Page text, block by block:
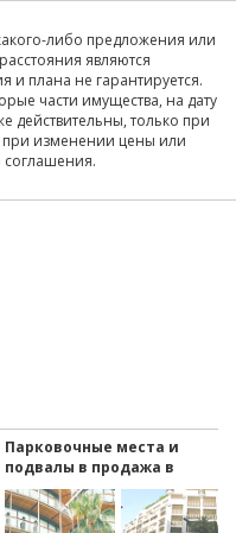
либо предложения или
являются
и плана не гарантируется.
части имущества, на дату
действительны, только при
при изменении цены или
соглашения.
Парковочные места и
подвалы в продажа в
Monaco Carré d'Or